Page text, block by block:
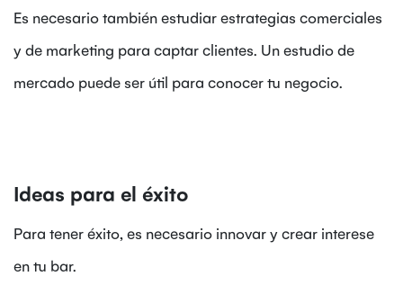
Es necesario también estudiar estrategias comerciales
y de marketing para captar clientes. Un estudio de
mercado puede ser útil para conocer tu negocio.
Ideas para el éxito
Para tener éxito, es necesario innovar y crear interese
en tu bar.